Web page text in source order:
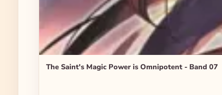
The Saint's Magic Power is Omnipotent - Band 07